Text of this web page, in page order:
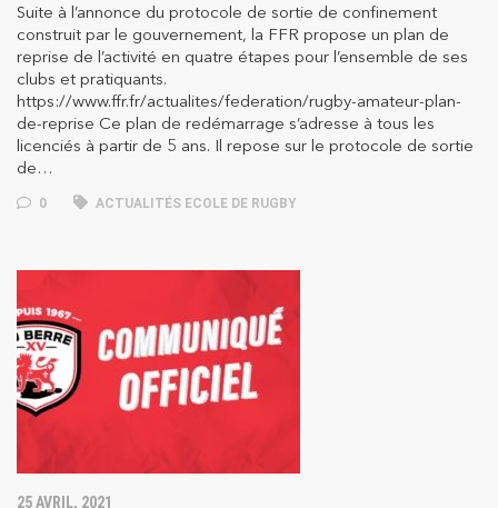
Suite à l’annonce du protocole de sortie de confinement
construit par le gouvernement, la FFR propose un plan de
reprise de l’activité en quatre étapes pour l’ensemble de ses
clubs et pratiquants.
https://www.ffr.fr/actualites/federation/rugby-amateur-plan-
de-reprise Ce plan de redémarrage s’adresse à tous les
licenciés à partir de 5 ans. Il repose sur le protocole de sortie
de…
0 ACTUALITÉS ECOLE DE RUGBY
25 AVRIL, 2021